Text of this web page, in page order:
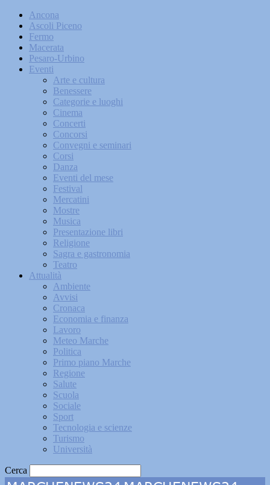
Ancona
Ascoli Piceno
Fermo
Macerata
Pesaro-Urbino
Eventi
Arte e cultura
Benessere
Categorie e luoghi
Cinema
Concerti
Concorsi
Convegni e seminari
Corsi
Danza
Eventi del mese
Festival
Mercatini
Mostre
Musica
Presentazione libri
Religione
Sagra e gastronomia
Teatro
Attualità
Ambiente
Avvisi
Cronaca
Economia e finanza
Lavoro
Meteo Marche
Politica
Primo piano Marche
Regione
Salute
Scuola
Sociale
Sport
Tecnologia e scienze
Turismo
Università
Cerca